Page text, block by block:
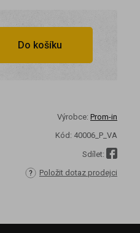
Do košíku
Výrobce: Prom-in
Kód: 40006_P_VA
Sdílet:
Položit dotaz prodejci